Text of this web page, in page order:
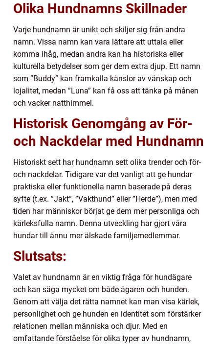
Olika Hundnamns Skillnader
Varje hundnamn är unikt och skiljer sig från andra
namn. Vissa namn kan vara lättare att uttala eller
komma ihåg, medan andra kan ha historiska eller
kulturella betydelser som ger dem extra djup. Ett namn
som ”Buddy” kan framkalla känslor av vänskap och
lojalitet, medan ”Luna” kan få oss att tänka på månen
och vacker natthimmel.
Historisk Genomgång av För-
och Nackdelar med Hundnamn
Historiskt sett har hundnamn sett olika trender och för-
och nackdelar. Tidigare var det vanligt att ge hundar
praktiska eller funktionella namn baserade på deras
syfte (t.ex. ”Jakt”, ”Vakthund” eller ”Herde”), men med
tiden har människor börjat ge dem mer personliga och
kärleksfulla namn. Denna utveckling har gjort våra
hundar till ännu mer älskade familjemedlemmar.
Slutsats:
Valet av hundnamn är en viktig fråga för hundägare
och kan säga mycket om både ägaren och hunden.
Genom att välja det rätta namnet kan man visa kärlek,
personlighet och ge hunden en identitet som förstärker
relationen mellan människa och djur. Med en
omfattande förståelse för olika typer av hundnamn,